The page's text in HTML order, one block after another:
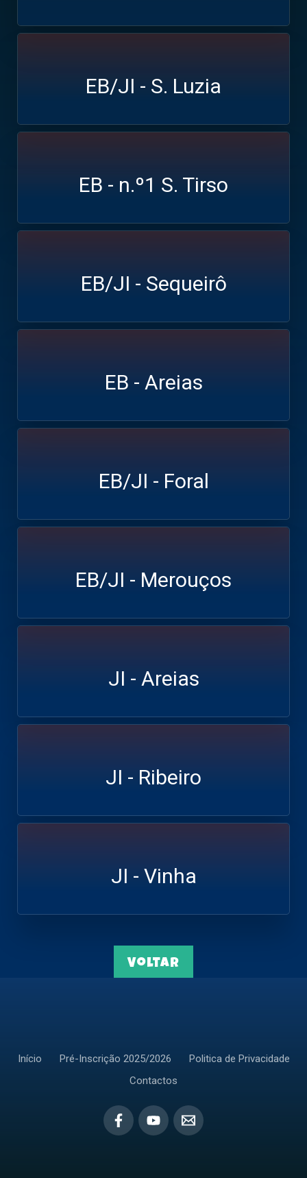
EB/JI - S. Luzia
EB - n.º1 S. Tirso
EB/JI - Sequeirô
EB - Areias
EB/JI - Foral
EB/JI - Merouços
JI - Areias
JI - Ribeiro
JI - Vinha
Voltar
Início Pré-Inscrição 2025/2026
Politica de Privacidade
Contactos